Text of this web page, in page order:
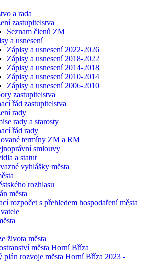
a rada
zastupitelstva
Seznam členů ZM
a usnesení
Zápisy a usnesení 2022-2026
Zápisy a usnesení 2018-2022
Zápisy a usnesení 2014-2018
Zápisy a usnesení 2010-2014
Zápisy a usnesení 2006-2010
zastupitelstva
řád zastupitelstva
rady
rady a starosty
řád rady
termíny ZM a RM
smlouvy
a statut
vyhlášky města
rozhlasu
města
rozpočet s přehledem hospodaření města
života města
města Horní Bříza
plán rozvoje města Horní Bříza 2023 -